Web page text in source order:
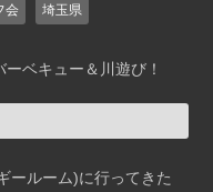
会
埼玉県
ベキュー＆川遊び！
ールーム)に行ってきた